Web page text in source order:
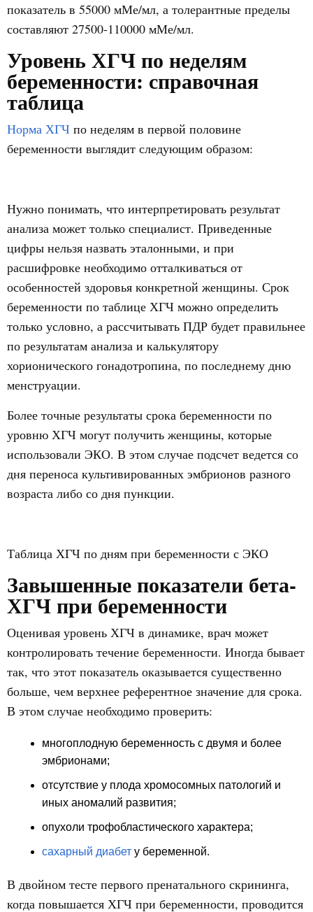
показатель в 55000 мМе/мл, а толерантные пределы
составляют 27500-110000 мМе/мл.
Уровень ХГЧ по неделям
беременности: справочная
таблица
Норма ХГЧ по неделям в первой половине
беременности выглядит следующим образом:
Нужно понимать, что интерпретировать результат
анализа может только специалист. Приведенные
цифры нельзя назвать эталонными, и при
расшифровке необходимо отталкиваться от
особенностей здоровья конкретной женщины. Срок
беременности по таблице ХГЧ можно определить
только условно, а рассчитывать ПДР будет правильнее
по результатам анализа и калькулятору
хорионического гонадотропина, по последнему дню
менструации.
Более точные результаты срока беременности по
уровню ХГЧ могут получить женщины, которые
использовали ЭКО. В этом случае подсчет ведется со
дня переноса культивированных эмбрионов разного
возраста либо со дня пункции.
Таблица ХГЧ по дням при беременности с ЭКО
Завышенные показатели бета-
ХГЧ при беременности
Оценивая уровень ХГЧ в динамике, врач может
контролировать течение беременности. Иногда бывает
так, что этот показатель оказывается существенно
больше, чем верхнее референтное значение для срока.
В этом случае необходимо проверить:
многоплодную беременность с двумя и более
эмбрионами;
отсутствие у плода хромосомных патологий и
иных аномалий развития;
опухоли трофобластического характера;
сахарный диабет у беременной.
В двойном тесте первого пренатального скрининга,
когда повышается ХГЧ при беременности, проводится